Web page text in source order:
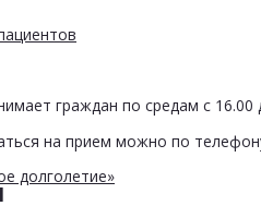
долголетие»
граждан по средам с 16.00
на прием можно по